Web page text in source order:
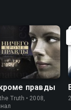
правды
Truth • 2008,